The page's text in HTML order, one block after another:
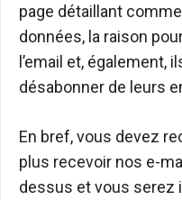
page détaillant
données, la raison
l’email et, également,
désabonner de leurs
En bref, vous devez
plus recevoir nos e-
dessus et vous serez